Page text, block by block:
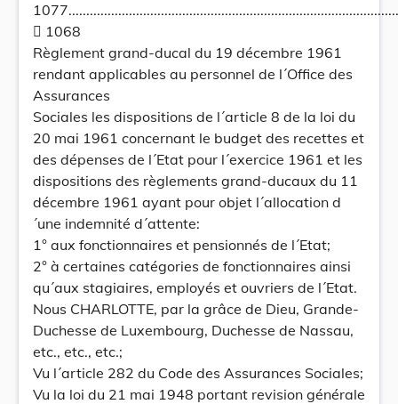
 1068
Règlement grand-ducal du 19 décembre 1961
rendant applicables au personnel de l´Office des
Assurances
Sociales les dispositions de l´article 8 de la loi du
20 mai 1961 concernant le budget des recettes et
des dépenses de l´Etat pour l´exercice 1961 et les
dispositions des règlements grand-ducaux du 11
décembre 1961 ayant pour objet l´allocation d
´une indemnité d´attente:
1° aux fonctionnaires et pensionnés de l´Etat;
2° à certaines catégories de fonctionnaires ainsi
qu´aux stagiaires, employés et ouvriers de l´Etat.
Nous CHARLOTTE, par la grâce de Dieu, Grande-
Duchesse de Luxembourg, Duchesse de Nassau,
etc., etc., etc.;
Vu l´article 282 du Code des Assurances Sociales;
Vu la loi du 21 mai 1948 portant revision générale